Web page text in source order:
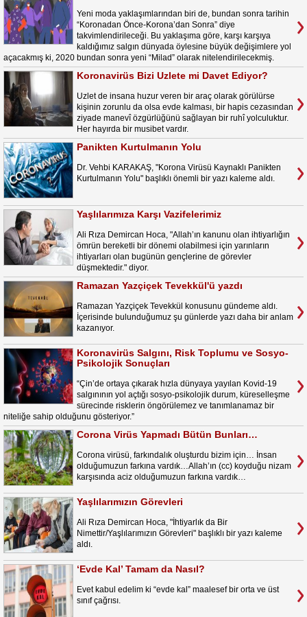
Yeni moda yaklaşımlarından biri de, bundan sonra tarihin
“Koronadan Önce-Korona’dan Sonra” diye
takvimlendirileceği. Bu yaklaşıma göre, karşı karşıya
kaldığımız salgın dünyada öylesine büyük değişimlere yol
açacakmış ki, 2020 bundan sonra yeni “Milad” olarak nitelendirilecekmiş.
Koronavirüs Bizi Uzlete mi Davet Ediyor?
Uzlet de insana huzur veren bir araç olarak görülürse
kişinin zorunlu da olsa evde kalması, bir hapis cezasından
ziyade manevî özgürlüğünü sağlayan bir ruhî yolculuktur.
Her hayırda bir musibet vardır.
Panikten Kurtulmanın Yolu
Dr. Vehbi KARAKAŞ, "Korona Virüsü Kaynaklı Panikten
Kurtulmanın Yolu" başlıklı önemli bir yazı kaleme aldı.
Yaşlılarımıza Karşı Vazifelerimiz
Ali Rıza Demircan Hoca, "Allah’ın kanunu olan ihtiyarlığın
ömrün bereketli bir dönemi olabilmesi için yarınların
ihtiyarları olan bugünün gençlerine de görevler
düşmektedir." diyor.
Ramazan Yazçiçek Tevekkül'ü yazdı
Ramazan Yazçiçek Tevekkül konusunu gündeme aldı.
İçerisinde bulunduğumuz şu günlerde yazı daha bir anlam
kazanıyor.
Koronavirüs Salgını, Risk Toplumu ve Sosyo-
Psikolojik Sonuçları
“Çin’de ortaya çıkarak hızla dünyaya yayılan Kovid-19
salgınının yol açtığı sosyo-psikolojik durum, küreselleşme
sürecinde risklerin öngörülemez ve tanımlanamaz bir
niteliğe sahip olduğunu gösteriyor.”
Corona Virüs Yapmadı Bütün Bunları…
Corona virüsü, farkındalık oluşturdu bizim için… İnsan
olduğumuzun farkına vardık…Allah’ın (cc) koyduğu nizam
karşısında aciz olduğumuzun farkına vardık…
Yaşlılarımızın Görevleri
Ali Rıza Demircan Hoca, "İhtiyarlık da Bir
Nimettir/Yaşlılarımızın Görevleri" başlıklı bir yazı kaleme
aldı.
‘Evde Kal’ Tamam da Nasıl?
Evet kabul edelim ki “evde kal” maalesef bir orta ve üst
sınıf çağrısı.